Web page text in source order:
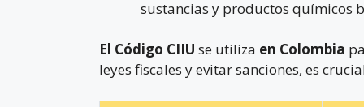
sustancias y productos químicos
El Código CIIU se utiliza en Colombia
leyes fiscales y evitar sanciones, es